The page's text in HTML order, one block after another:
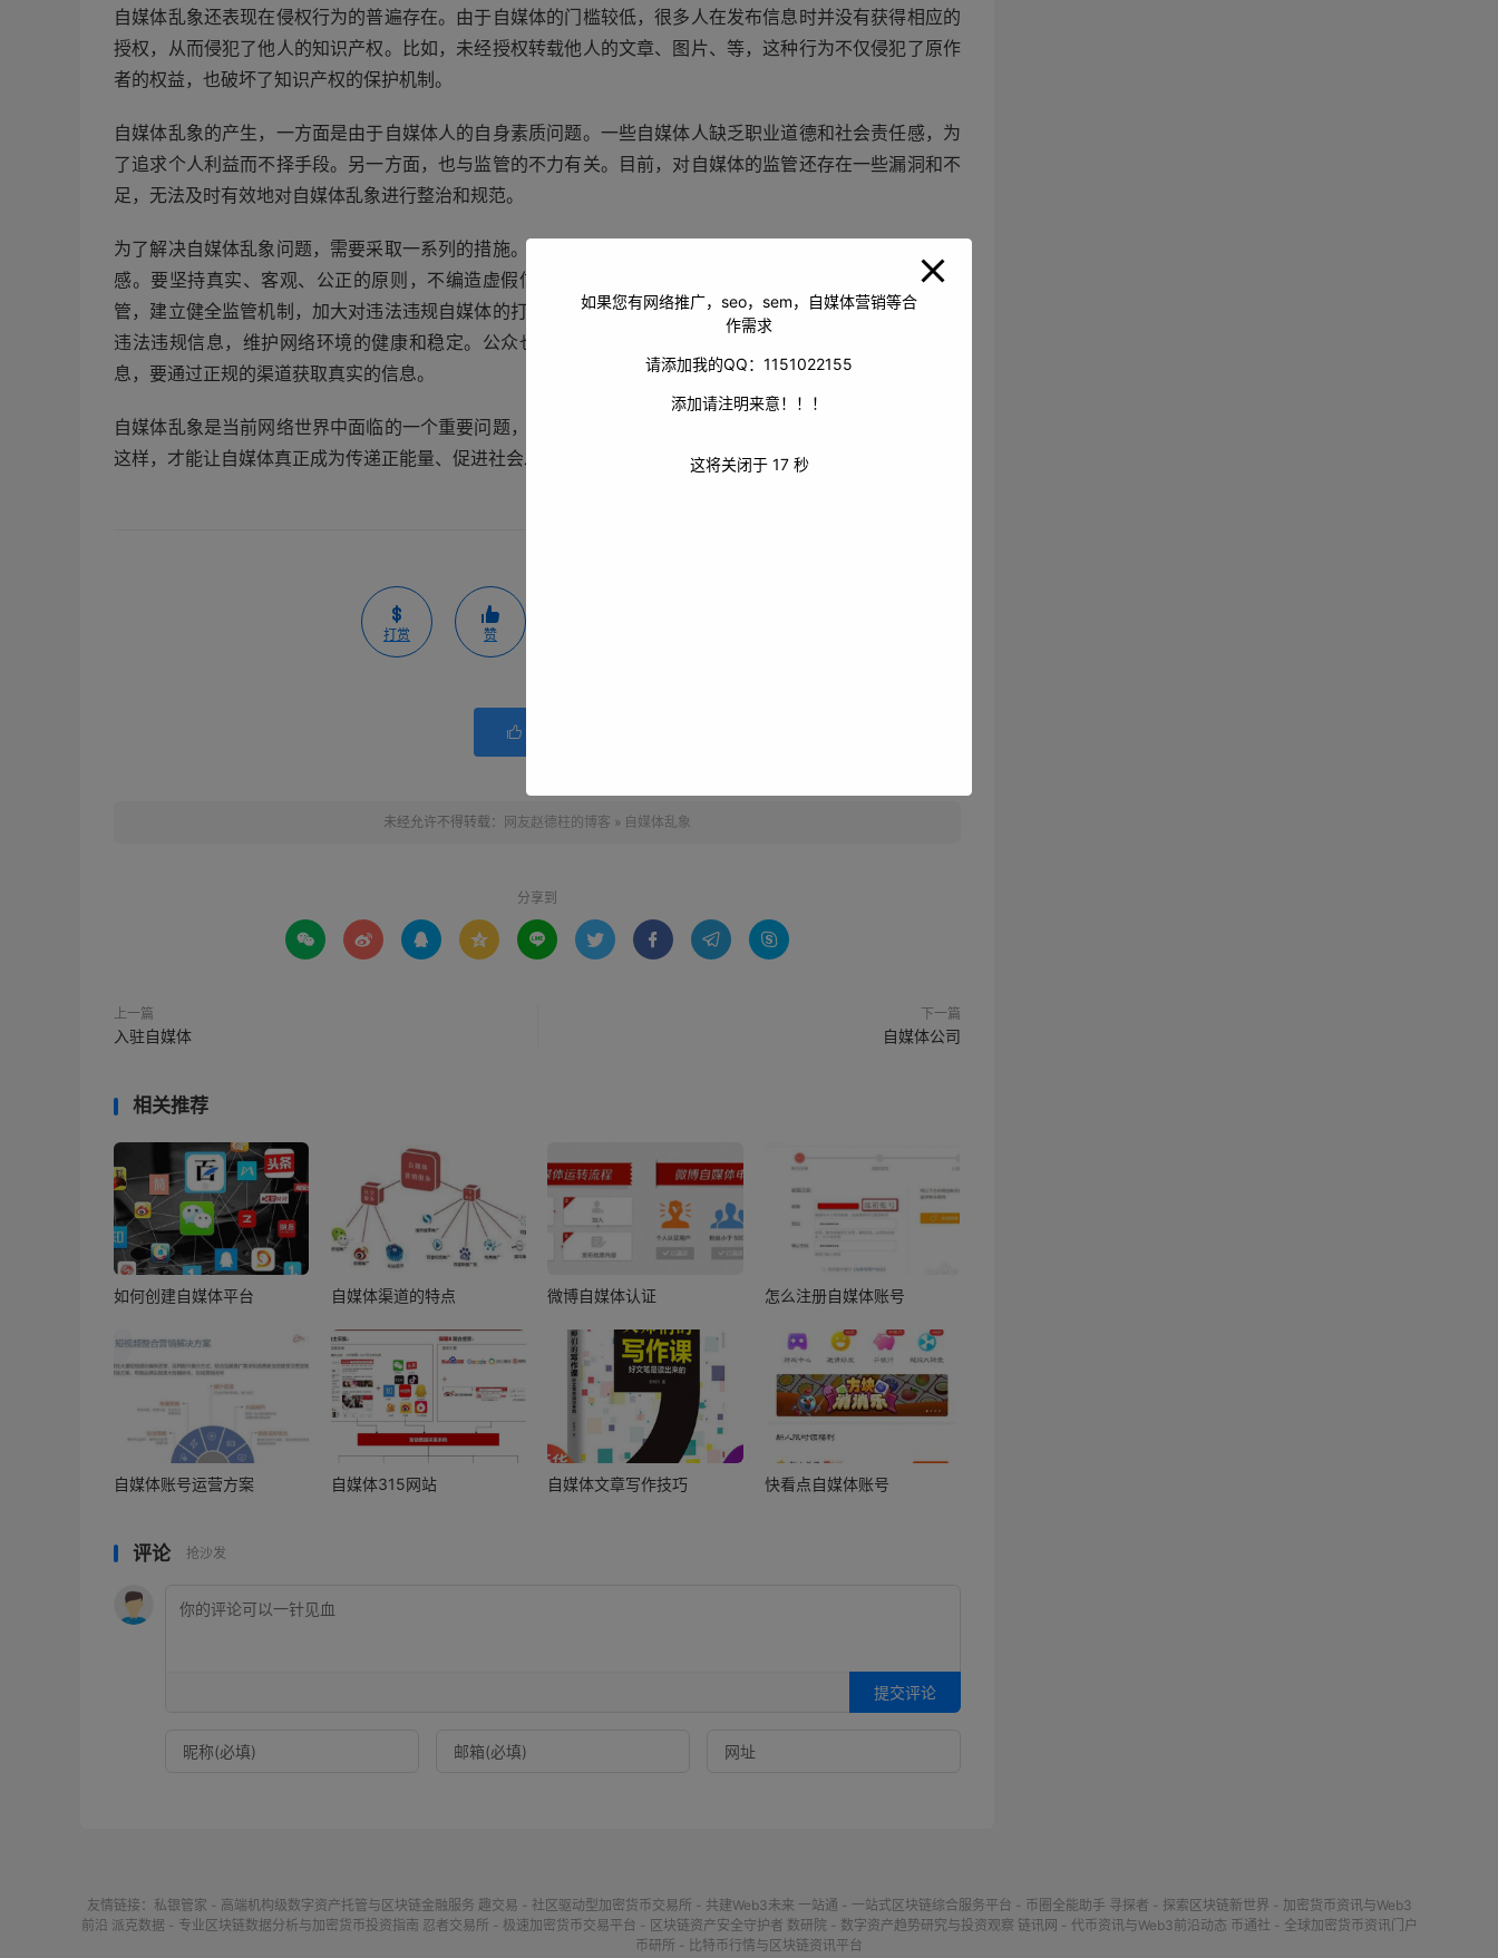
自媒体乱象还表现在侵权行为的普遍存在。由于自媒体的门槛较低，很多人在发布信息时并没有获得相应的
授权，从而侵犯了他人的知识产权。比如，未经授权转载他人的文章、图片、等，这种行为不仅侵犯了原作
者的权益，也破坏了知识产权的保护机制。
自媒体乱象的产生，一方面是由于自媒体人的自身素质问题。一些自媒体人缺乏职业道德和社会责任感，为
了追求个人利益而不择手段。另一方面，也与监管的不力有关。目前，对自媒体的监管还存在一些漏洞和不
足，无法及时有效地对自媒体乱象进行整治和规范。
为了解决自媒体乱象问题，需要采取一系列的措施。自媒体人要提高自身的素质，增强职业道德和社会责任
感。要坚持真实、客观、公正的原则，不编造虚假信息，不传播低俗内容。相关部门要加强对自媒体的监
管，建立健全监管机制，加大对违法违规自媒体的打击力度。要加强对自媒体内容的审核和管理，及时删除
违法违规信息，维护网络环境的健康和稳定。公众也要提高自身的辨别能力，不轻易相信自媒体发布的信
息，要通过正规的渠道获取真实的信息。
自媒体乱象是当前网络世界中面临的一个重要问题，需要各方共同努力，才能有效地加以整治和规范。只有
这样，才能让自媒体真正成为传递正能量、促进社会发展的重要力量。
打赏 赞

未经允许不得转载： 网友赵德柱的博客 » 自媒体乱象
分享到
        
上一篇
入驻自媒体
下一篇
自媒体公司
相关推荐
如何创建自媒体平台 自媒体渠道的特点 微博自媒体认证 怎么注册自媒体账号
自媒体账号运营方案 自媒体315网站 自媒体文章写作技巧 快看点自媒体账号
评论 抢沙发
提交评论
友情链接： 私银管家 - 高端机构级数字资产托管与区块链金融服务 趣交易 - 社区驱动型加密货币交易所 - 共建Web3未来 一站通 - 一站式区块链综合服务平台 - 币圈全能助手 寻探者 - 探索区块链新世界 - 加密货币资讯与Web3
前沿 派克数据 - 专业区块链数据分析与加密货币投资指南 忍者交易所 - 极速加密货币交易平台 - 区块链资产安全守护者 数研院 - 数字资产趋势研究与投资观察 链讯网 - 代币资讯与Web3前沿动态 币通社 - 全球加密货币资讯门户
币研所 - 比特币行情与区块链资讯平台
如果您有网络推广，seo，sem，自媒体营销等合
作需求
请添加我的QQ：1151022155
添加请注明来意！！！
这将关闭于 16 秒